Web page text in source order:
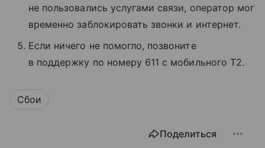
не пользовались услугами связи, оператор мог
временно заблокировать звонки и интернет.
Если ничего не помогло, позвоните
в поддержку по номеру 611 с мобильного T2.
Сбои
Поделиться